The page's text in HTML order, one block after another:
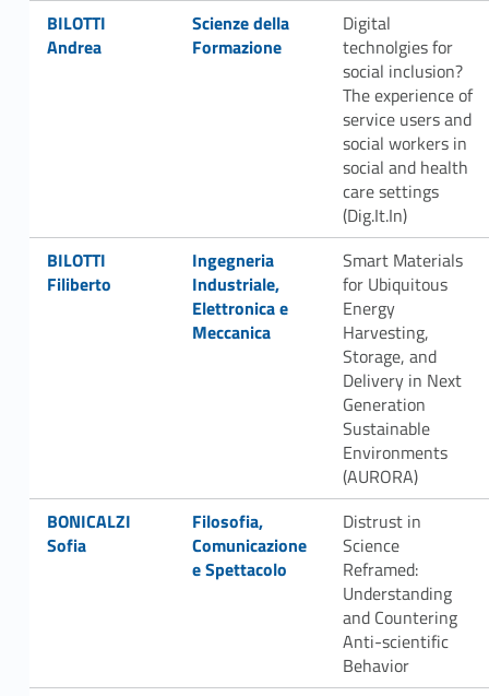
Link identifier #identifier__89458-5
BILOTTI
Andrea
Link identifier #identifier__89651-6
Scienze della
Formazione
Digital
technolgies for
social inclusion?
The experience of
service users and
social workers in
social and health
care settings
(Dig.It.In)
Link identifier #identifier__91945-7
BILOTTI
Filiberto
Link identifier #identifier__19838-8
Ingegneria
Industriale,
Elettronica e
Meccanica
Smart Materials
for Ubiquitous
Energy
Harvesting,
Storage, and
Delivery in Next
Generation
Sustainable
Environments
(AURORA)
Link identifier #identifier__143790-9
BONICALZI
Sofia
Link identifier #identifier__14080-10
Filosofia,
Comunicazione
e Spettacolo
Distrust in
Science
Reframed:
Understanding
and Countering
Anti-scientific
Behavior